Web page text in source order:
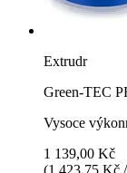
Extrudr
Green-TEC
Vysoce
1 139,00 Kč
(1 423,75 Kč